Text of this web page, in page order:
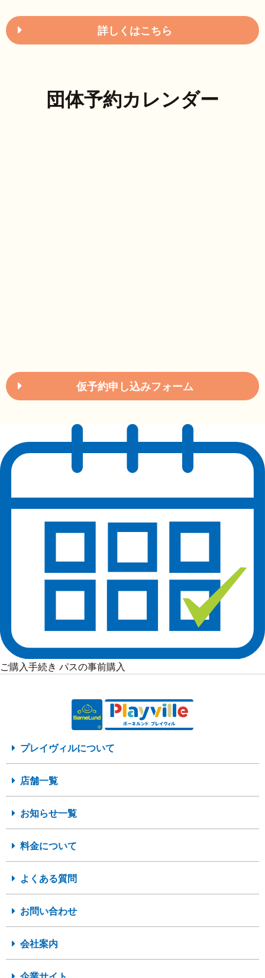
詳しくはこちら
団体予約カレンダー
仮予約申し込みフォーム
ご購入手続き パスの事前購入
プレイヴィルについて
店舗一覧
お知らせ一覧
料金について
よくある質問
お問い合わせ
会社案内